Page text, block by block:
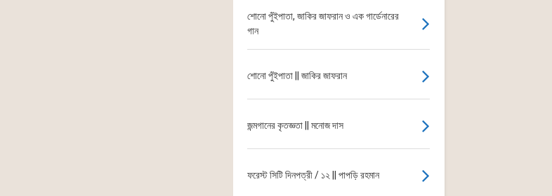
শোনো পুঁইপাতা, জাকির জাফরান ও এক গার্ডেনারের
গান
শোনো পুঁইপাতা || জাকির জাফরান
জন্মগানের কৃতজ্ঞতা || মনোজ দাস
ফরেস্ট সিটি দিনপত্রী / ১২ || পাপড়ি রহমান